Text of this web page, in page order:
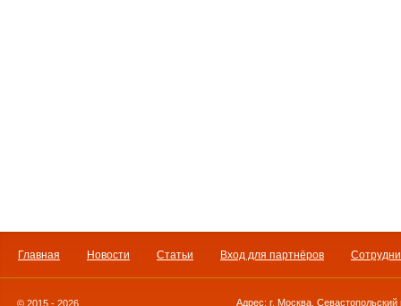
Главная Новости Статьи Вход для партнёров
© 2015 - 2026 Адрес: г. Москва,